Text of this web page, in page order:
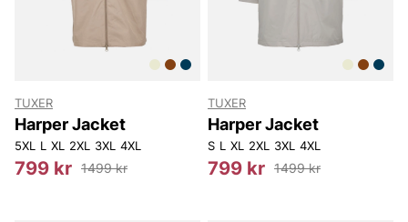
TUXER
Harper Jacket
5XL L XL 2XL 3XL 4XL
799 kr 1499 kr
TUXER
Harper Jacket
S L XL 2XL 3XL 4XL
799 kr 1499 kr